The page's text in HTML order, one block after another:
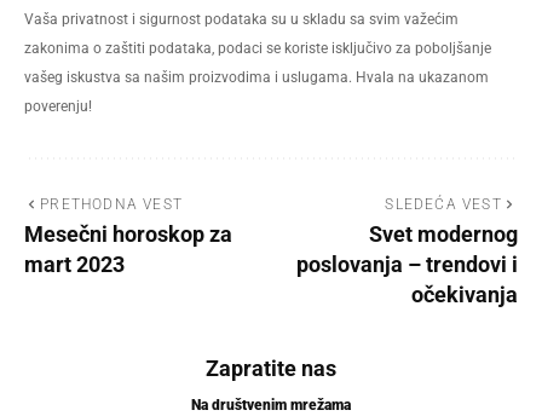
Vaša privatnost i sigurnost podataka su u skladu sa svim važećim
zakonima o zaštiti podataka, podaci se koriste isključivo za poboljšanje
vašeg iskustva sa našim proizvodima i uslugama. Hvala na ukazanom
poverenju!
PRETHODNA VEST
Mesečni horoskop za
mart 2023
SLEDEĆA VEST
Svet modernog
poslovanja – trendovi i
očekivanja
Zapratite nas
Na društvenim mrežama